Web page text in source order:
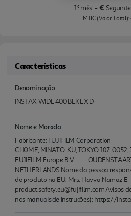
1º mês:- €
MTIC (Valor Total):
Características
Denominação
INSTAX WIDE 400 BLK EX D
Nome e Morada
Fabricante: FUJIFILM Corporation
CHOME, MINATO-KU, TOKYO 107-
FUJIFILM Europe B.V. OUDENSTAART
NETHERLANDS Nome da pessoa
do produto na EU: Mrs. Havva Namaz
product.safety.eu@fujifilm.com Avisos
nos manuais de instruções): https://